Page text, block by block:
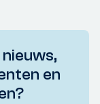
en